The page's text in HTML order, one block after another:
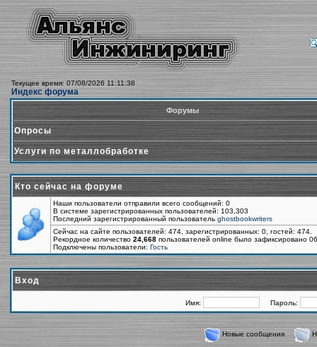
Текущее время: 07/08/2026 11:11:38
Индекс форума
Форумы
Опросы
Услуги по металлобработке
Кто сейчас на форуме
Наши пользователи отправили всего сообщений: 0
В системе зарегистрированных пользователей: 103,303
Последний зарегистрированный пользователь ghostbookwriters
Сейчас на сайте пользователей: 474, зарегистрированных: 0, гостей:
Рекордное количество 24,668 пользователей online было зафиксировано
Подключены пользователи: Гость
Вход
Имя: Пароль:
Новые сообщения